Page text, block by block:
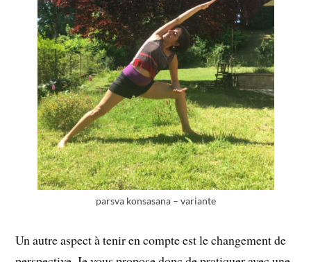
parsva konsasana – variante
Un autre aspect à tenir en compte est le changement de